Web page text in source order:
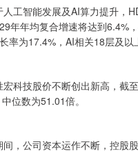
工智能发展及AI算力提升，
年年均复合增速将达到6.4%
率为17.4%，AI相关18层及
科技股价不断创出新高，截
位数为51.01倍。
，公司资本运作不断，控股